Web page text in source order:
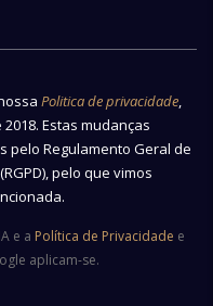
Politica de privacidade,
Estas mudanças
pelo Regulamento Geral de
pelo que vimos
e a Política de Privacidade e
aplicam-se.